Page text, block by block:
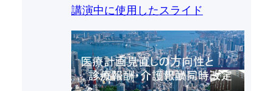
講演中に使用したスライド